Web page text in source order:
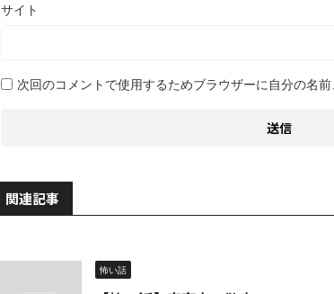
サイト
次回のコメントで使用するためブラウザーに自分の名
関連記事
怖い話